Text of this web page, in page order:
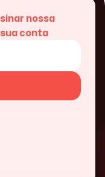
nossa
conta